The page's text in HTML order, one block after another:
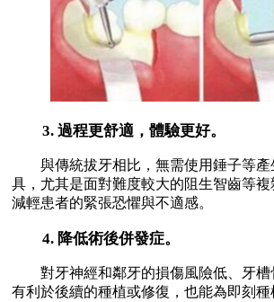
3. 過程更舒適，體驗更好。
與傳統拔牙相比，無需使用錘子等
具，尤其是面對難度較大的阻生智齒等
減輕患者的緊張恐懼與不適感。
4. 降低術後併發症。
對牙神經和鄰牙的損傷風險低、牙槽
有利於後續的種植或修復，也能為即刻